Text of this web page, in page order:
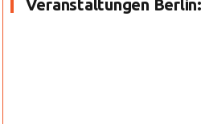
Veranstaltungen Berlin: